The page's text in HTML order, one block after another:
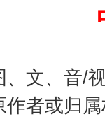
、文、音/
者或归
生